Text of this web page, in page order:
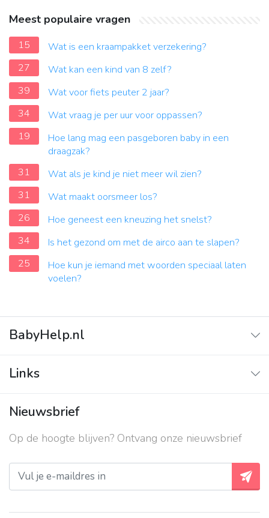
Meest populaire vragen
15
Wat is een kraampakket verzekering?
27
Wat kan een kind van 8 zelf?
39
Wat voor fiets peuter 2 jaar?
34
Wat vraag je per uur voor oppassen?
19
Hoe lang mag een pasgeboren baby in een
draagzak?
31
Wat als je kind je niet meer wil zien?
31
Wat maakt oorsmeer los?
26
Hoe geneest een kneuzing het snelst?
34
Is het gezond om met de airco aan te slapen?
25
Hoe kun je iemand met woorden speciaal laten
voelen?
BabyHelp.nl
Vraag & Antwoord
Links
Contact
Over ons
Privacy beleid
Nieuwsbrief
Op de hoogte blijven? Ontvang onze nieuwsbrief